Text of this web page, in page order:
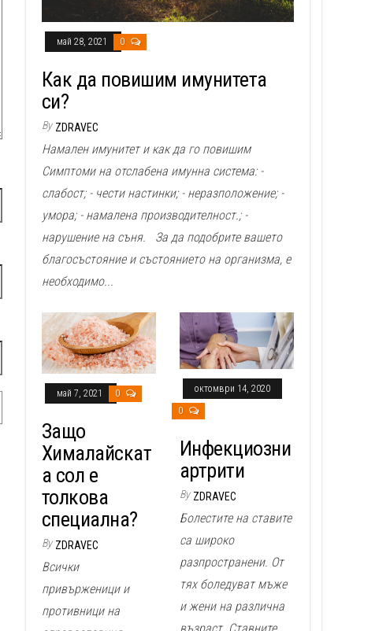
май 28, 2021 0
Как да повишим имунитета
си?
By ZDRAVEC
Намален имунитет и как да го повишим
Симптоми на отслабена имунна система: -
слабост; - чести настинки; - неразположение; -
умора; - намалена производителност.; -
нарушение на съня. За да подобрите вашето
благосъстояние и състоянието на организма, е
необходимо...
май 7, 2021 0
Защо
Хималайскат
а сол е
толкова
специална?
By ZDRAVEC
Всички
привърженици и
противници на
октомври 14, 2020
0
Инфекциозни
артрити
By ZDRAVEC
Болестите на ставите
са широко
разпространени. От
тях боледуват мъже
и жени на различна